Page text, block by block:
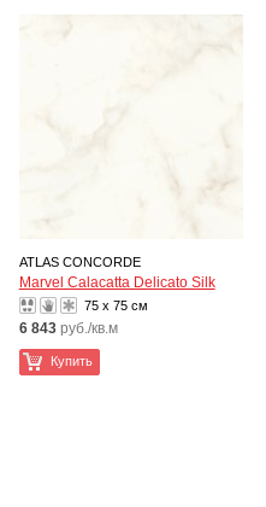
ATLAS CONCORDE
Marvel Calacatta Delicato Silk
75 x 75 см
6 843 руб./кв.м
Купить